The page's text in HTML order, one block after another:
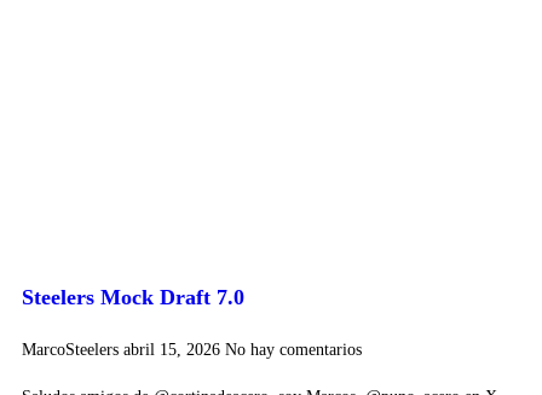
Steelers Mock Draft 7.0
MarcoSteelers abril 15, 2026 No hay comentarios